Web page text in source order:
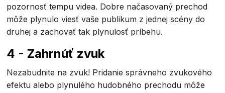
pozornosť tempu videa. Dobre načasovaný prechod
môže plynulo viesť vaše publikum z jednej scény do
druhej a zachovať tak plynulosť príbehu.
4 - Zahrnúť zvuk
Nezabudnite na zvuk! Pridanie správneho zvukového
efektu alebo plynulého hudobného prechodu môže